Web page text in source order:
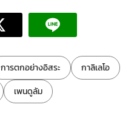
การตกอย่างอิสระ
กาลิเลโอ
เพนดูลัม